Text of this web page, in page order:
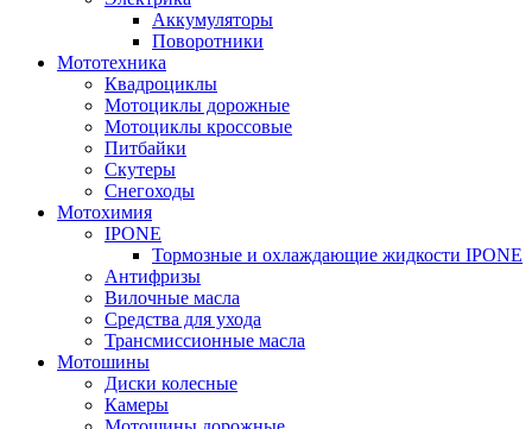
Аккумуляторы
Поворотники
Мототехника
Квадроциклы
Мотоциклы дорожные
Мотоциклы кроссовые
Питбайки
Скутеры
Снегоходы
Мотохимия
IPONE
Тормозные и охлаждающие жидкости IPONE
Антифризы
Вилочные масла
Средства для ухода
Трансмиссионные масла
Мотошины
Диски колесные
Камеры